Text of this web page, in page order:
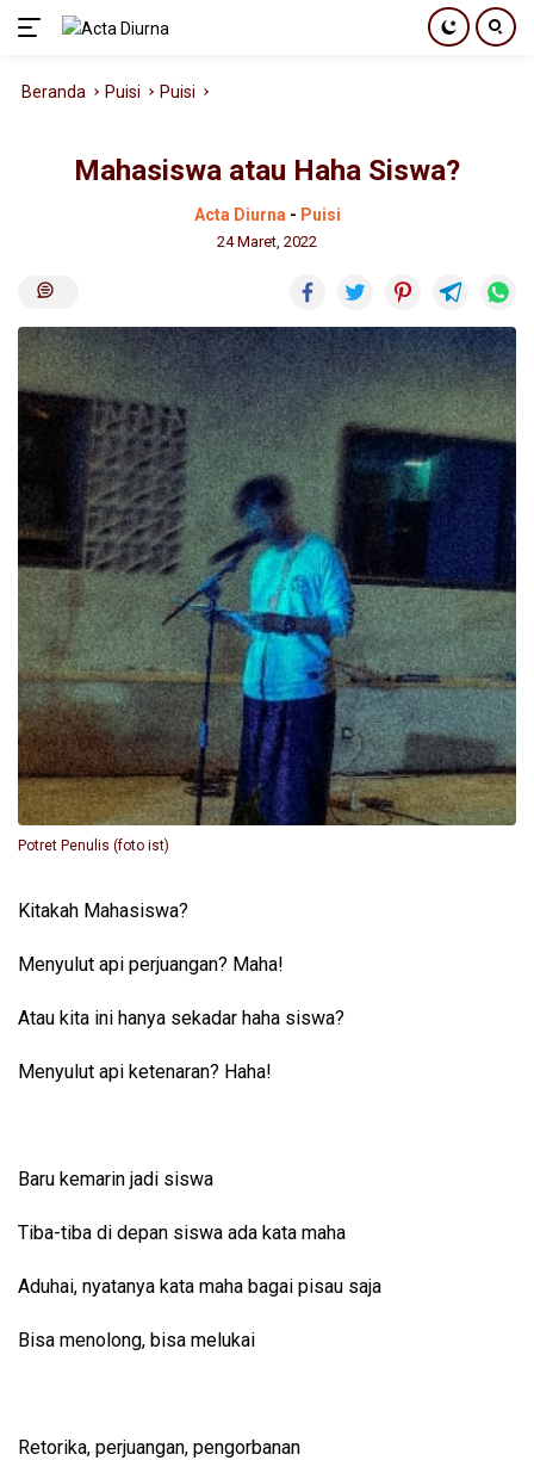
Beranda Puisi Puisi
Mahasiswa atau Haha Siswa?
Acta Diurna - Puisi
24 Maret, 2022
Potret Penulis (foto ist)
Kitakah Mahasiswa?
Menyulut api perjuangan? Maha!
Atau kita ini hanya sekadar haha siswa?
Menyulut api ketenaran? Haha!
Baru kemarin jadi siswa
Tiba-tiba di depan siswa ada kata maha
Aduhai, nyatanya kata maha bagai pisau saja
Bisa menolong, bisa melukai
Retorika, perjuangan, pengorbanan